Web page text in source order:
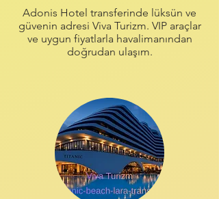
Adonis Hotel transferinde lüksün ve
güvenin adresi Viva Turizm. VIP araçlar
ve uygun fiyatlarla havalimanından
doğrudan ulaşım.